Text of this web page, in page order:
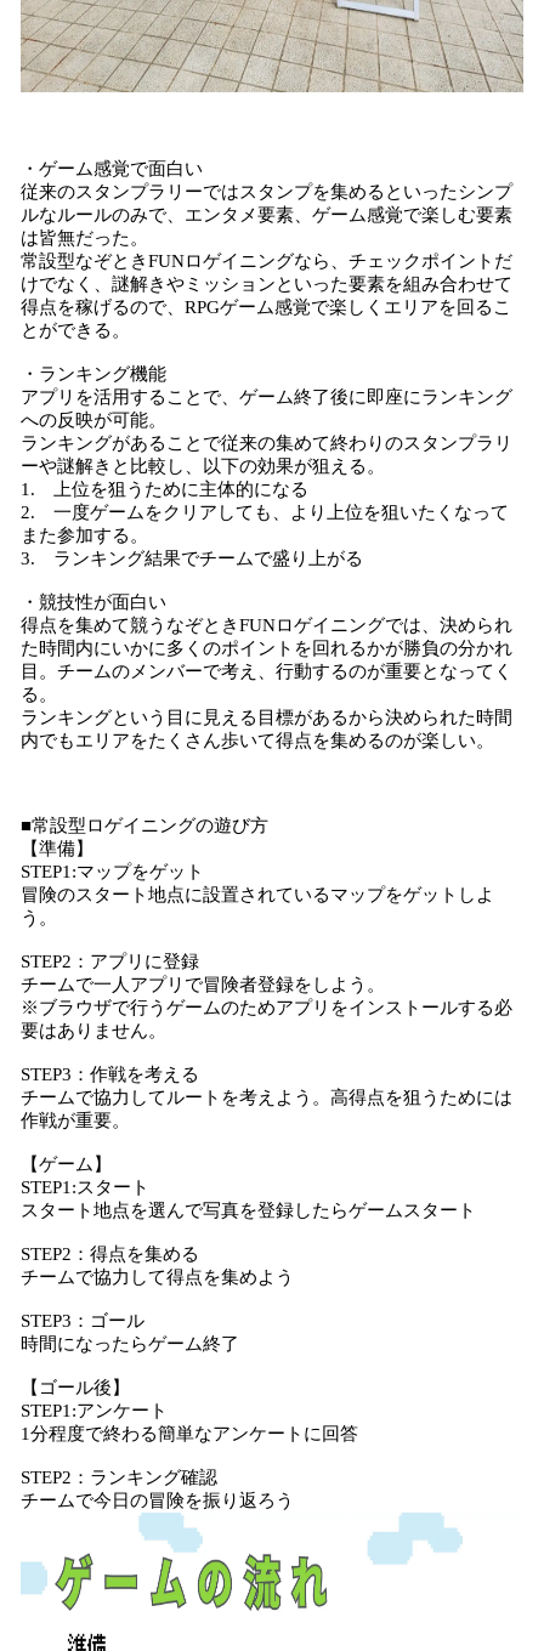
・ゲーム感覚で面白い
従来のスタンプラリーではスタンプを集めるといったシンプ
ルなルールのみで、エンタメ要素、ゲーム感覚で楽しむ要素
は皆無だった。
常設型なぞときFUNロゲイニングなら、チェックポイントだ
けでなく、謎解きやミッションといった要素を組み合わせて
得点を稼げるので、RPGゲーム感覚で楽しくエリアを回るこ
とができる。
・ランキング機能
アプリを活用することで、ゲーム終了後に即座にランキング
への反映が可能。
ランキングがあることで従来の集めて終わりのスタンプラリ
ーや謎解きと比較し、以下の効果が狙える。
1. 上位を狙うために主体的になる
2. 一度ゲームをクリアしても、より上位を狙いたくなって
また参加する。
3. ランキング結果でチームで盛り上がる
・競技性が面白い
得点を集めて競うなぞときFUNロゲイニングでは、決められ
た時間内にいかに多くのポイントを回れるかが勝負の分かれ
目。チームのメンバーで考え、行動するのが重要となってく
る。
ランキングという目に見える目標があるから決められた時間
内でもエリアをたくさん歩いて得点を集めるのが楽しい。
■常設型ロゲイニングの遊び方
【準備】
STEP1:マップをゲット
冒険のスタート地点に設置されているマップをゲットしよ
う。
STEP2：アプリに登録
チームで一人アプリで冒険者登録をしよう。
※ブラウザで行うゲームのためアプリをインストールする必
要はありません。
STEP3：作戦を考える
チームで協力してルートを考えよう。高得点を狙うためには
作戦が重要。
【ゲーム】
STEP1:スタート
スタート地点を選んで写真を登録したらゲームスタート
STEP2：得点を集める
チームで協力して得点を集めよう
STEP3：ゴール
時間になったらゲーム終了
【ゴール後】
STEP1:アンケート
1分程度で終わる簡単なアンケートに回答
STEP2：ランキング確認
チームで今日の冒険を振り返ろう